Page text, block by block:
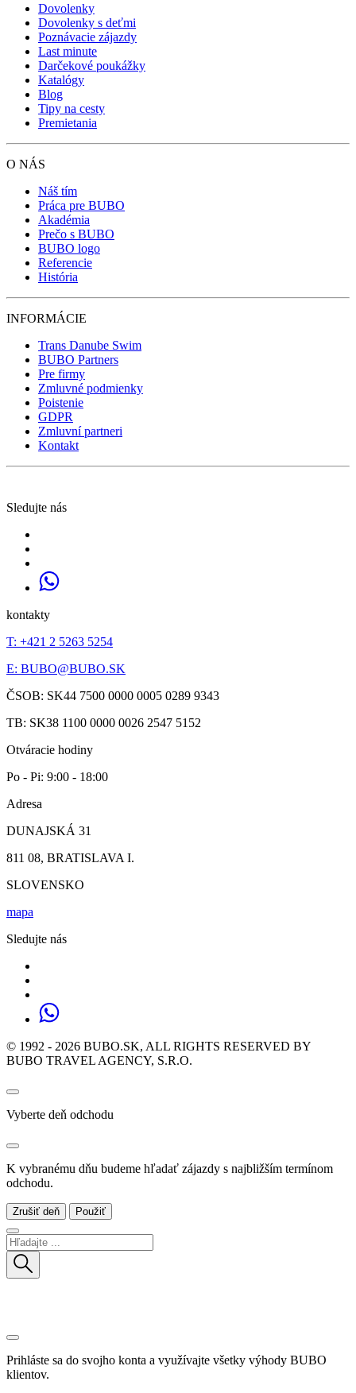
Dovolenky
Dovolenky s deťmi
Poznávacie zájazdy
Last minute
Darčekové poukážky
Katalógy
Blog
Tipy na cesty
Premietania
O NÁS
Náš tím
Práca pre BUBO
Akadémia
Prečo s BUBO
BUBO logo
Referencie
História
INFORMÁCIE
Trans Danube Swim
BUBO Partners
Pre firmy
Zmluvné podmienky
Poistenie
GDPR
Zmluvní partneri
Kontakt
Sledujte nás
kontakty
T: +421 2 5263 5254
E: BUBO@BUBO.SK
ČSOB: SK44 7500 0000 0005 0289 9343
TB: SK38 1100 0000 0026 2547 5152
Otváracie hodiny
Po - Pi: 9:00 - 18:00
Adresa
DUNAJSKÁ 31
811 08, BRATISLAVA I.
SLOVENSKO
mapa
Sledujte nás
© 1992 - 2026 BUBO.SK, ALL RIGHTS RESERVED BY
BUBO TRAVEL AGENCY, S.R.O.
Vyberte deň odchodu
K vybranému dňu budeme hľadať zájazdy s najbližším termínom
odchodu.
Zrušiť deň Použiť
Prihláste sa do svojho konta a využívajte všetky výhody BUBO
klientov.